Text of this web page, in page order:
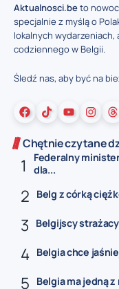
Aktualnosci.beto
specjalnie z myślą o
lokalnych
codziennego w Belgii.
Śledź nas, aby być na
Chętnie czytane
Federalny
dla...
Belg z córką
Belgijscy
Belgia chce
Belgia ma jedną